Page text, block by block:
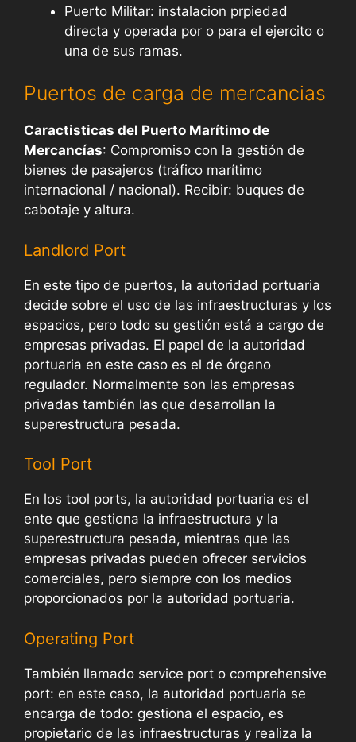
Puerto Militar: instalacion prpiedad
directa y operada por o para el ejercito o
una de sus ramas.
Puertos de carga de mercancias
Caractisticas del Puerto Marítimo de
Mercancías: Compromiso con la gestión de
bienes de pasajeros (tráfico marítimo
internacional / nacional). Recibir: buques de
cabotaje y altura.
Landlord Port
En este tipo de puertos, la autoridad portuaria
decide sobre el uso de las infraestructuras y los
espacios, pero todo su gestión está a cargo de
empresas privadas. El papel de la autoridad
portuaria en este caso es el de órgano
regulador. Normalmente son las empresas
privadas también las que desarrollan la
superestructura pesada.
Tool Port
En los tool ports, la autoridad portuaria es el
ente que gestiona la infraestructura y la
superestructura pesada, mientras que las
empresas privadas pueden ofrecer servicios
comerciales, pero siempre con los medios
proporcionados por la autoridad portuaria.
Operating Port
También llamado service port o comprehensive
port: en este caso, la autoridad portuaria se
encarga de todo: gestiona el espacio, es
propietario de las infraestructuras y realiza la